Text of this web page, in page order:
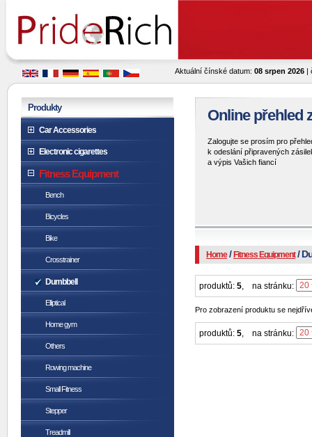
Aktuální čínské datum: 08 srpen 2026 |
Online přehled
Zalogujte se prosím pro
k odeslání připravených
a výpis Vašich fiancí
Home/ Fitness Equipment/
produktů: 5, na stránku:
Pro zobrazení produktu se
produktů: 5, na stránku:
Produkty
Car Accessories
Electronic cigarettes
Fitness Equipment
Bench
Bicycles
Bike
Crosstrainer
Dumbbell
Elliptical
Home gym
Others
Rowing machine
Small Fitness
Stepper
Treadmill